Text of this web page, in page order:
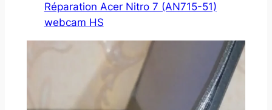
Réparation Acer Nitro 7 (AN715-51)
webcam HS